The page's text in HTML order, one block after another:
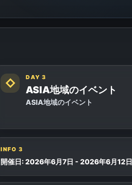
◇ DAY 3
ASIA地域のイベント
ASIA地域のイベント
INFO 3
開催日: 2026年6月7日 - 2026年6月12日